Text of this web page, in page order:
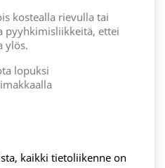
kostealla rievulla tai
pyyhkimisliikkeitä, ettei
ylös.
lopuksi
kaikki tietoliikenne on